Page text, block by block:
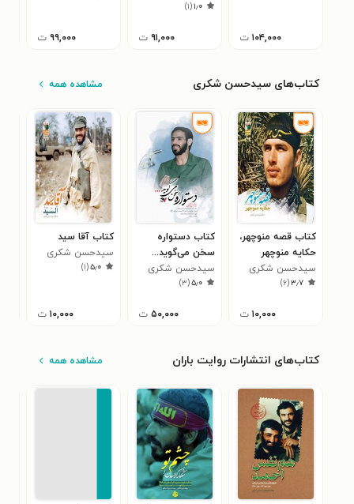
۱۰۴,۰۰۰ ت
عمرانی
۱٫۰(۱)
۹۱,۰۰۰ ت ۹۹,۰۰۰ ت
کتاب‌های سیدحسن شکری مشاهده همه
کتاب قصه منوچهر،
حکایه منوچهر
سیدحسن شکری
۳٫۷(۶)
۱۰,۰۰۰ ت
کتاب دستواره
سخن می‌گوید...
سیدحسن شکری
۵٫۰(۳)
۵۰,۰۰۰ ت
کتاب آقا سید
سیدحسن شکری
۵٫۰(۱)
۱۰,۰۰۰ ت
کتاب‌های انتشارات روایت باران مشاهده همه